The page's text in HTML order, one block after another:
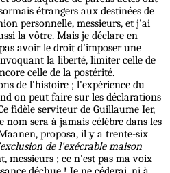
étrangers aux destinées de
personnelle, messieurs, et j'ai
la vôtre. Mais je déclare en
avoir le droit d'imposer une
la liberté, limiter celle de
celle de la postérité.
de l'histoire ; l'expérience du
on peut faire sur les déclarations
fidèle serviteur de Guillaume Ier,
sera à jamais célèbre dans les
proposa, il y a trente-six
de l'exécrable maison
messieurs ; ce n'est pas ma voix